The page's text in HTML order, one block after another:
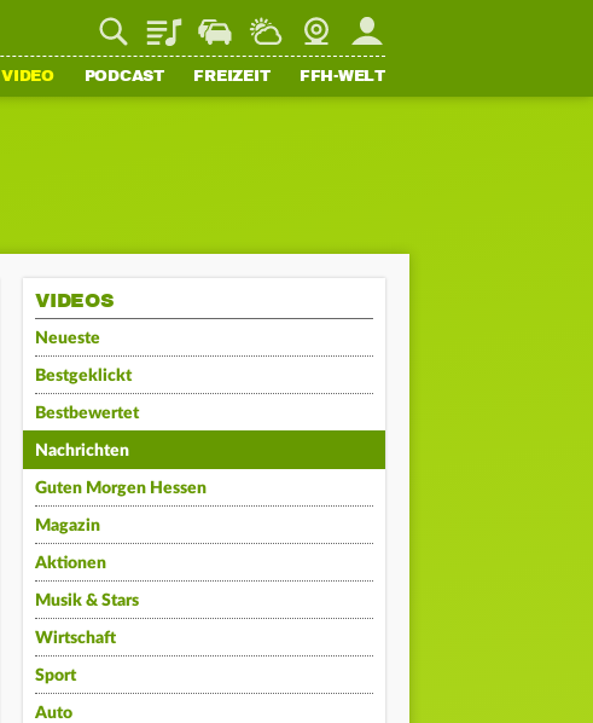
PlaylistStaupilotWetterWebcamMein FFH
VIDEO PODCAST FREIZEIT FFH-WELT
VIDEOS
Neueste
Bestgeklickt
Bestbewertet
Nachrichten
Guten Morgen Hessen
Magazin
Aktionen
Musik & Stars
Wirtschaft
Sport
Auto